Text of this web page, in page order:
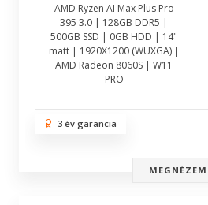
AMD Ryzen AI Max Plus Pro
395 3.0 | 128GB DDR5 |
500GB SSD | 0GB HDD | 14"
matt | 1920X1200 (WUXGA) |
AMD Radeon 8060S | W11
PRO
3 év garancia
MEGNÉZEM